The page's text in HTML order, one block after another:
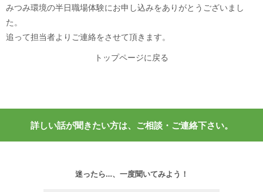
みつみ環境の半日職場体験にお申し込みをありがとうございまし
た。
追って担当者よりご連絡をさせて頂きます。
トップページに戻る
詳しい話が聞きたい方は、ご相談・ご連絡下さい。
迷ったら…、一度聞いてみよう！